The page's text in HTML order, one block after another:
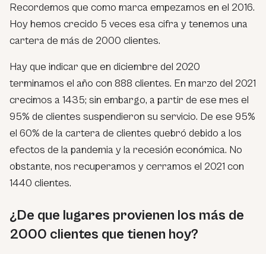
Recordemos que como marca empezamos en el 2016.
Hoy hemos crecido 5 veces esa cifra y tenemos una
cartera de más de 2000 clientes.
Hay que indicar que en diciembre del 2020
terminamos el año con 888 clientes. En marzo del 2021
crecimos a 1435; sin embargo, a partir de ese mes el
95% de clientes suspendieron su servicio. De ese 95%
el 60% de la cartera de clientes quebró debido a los
efectos de la pandemia y la recesión económica. No
obstante, nos recuperamos y cerramos el 2021 con
1440 clientes.
¿De que lugares provienen los más de
2000 clientes que tienen hoy?